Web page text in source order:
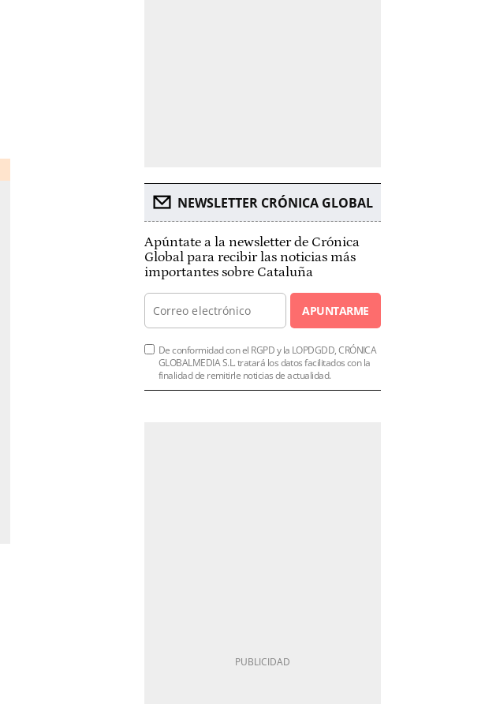
NEWSLETTER CRÓNICA GLOBAL
Apúntate a la newsletter de Crónica
Global para recibir las noticias más
importantes sobre Cataluña
APUNTARME
De conformidad con el RGPD y la LOPDGDD, CRÓNICA
GLOBALMEDIA S.L. tratará los datos facilitados con la
finalidad de remitirle noticias de actualidad.